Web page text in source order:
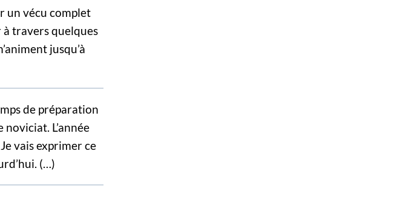
un vécu complet
à travers quelques
jusqu’à
de préparation
noviciat. L’année
vais exprimer ce
(…)